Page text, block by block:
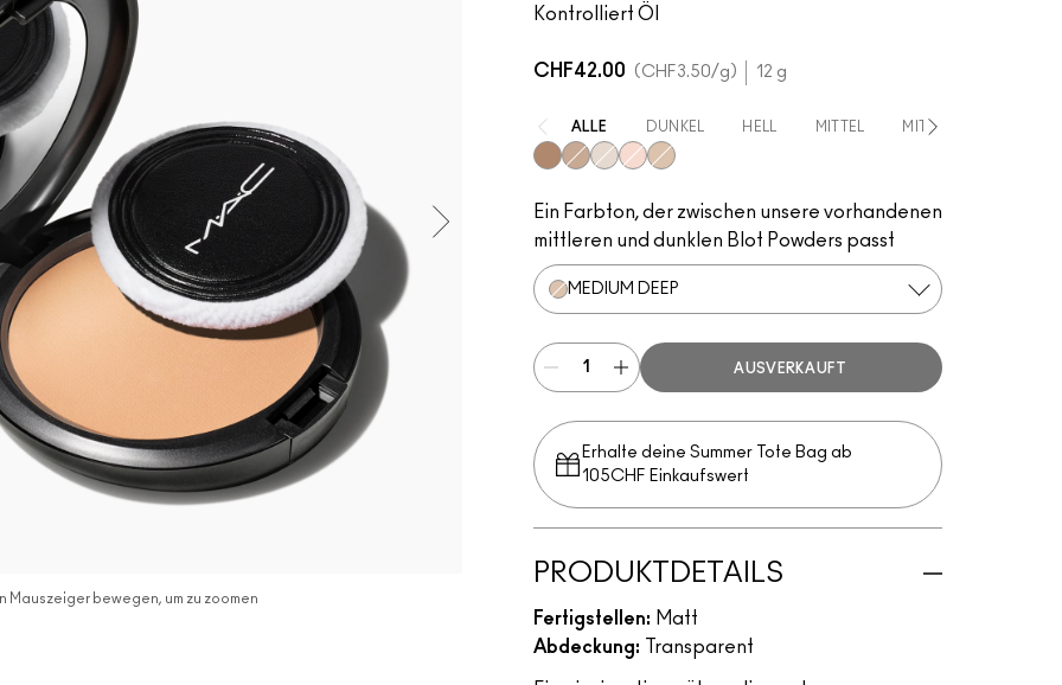
Kontrolliert Öl
Mauszeiger bewegen, um zu zoomen
CHF42.00 CHF3.50/g 12 g
ALLE DUNKEL HELL MITTEL MITTEL BIS DUNKEL
Ein Farbton, der zwischen unsere vorhandenen
mittleren und dunklen Blot Powders passt
MEDIUM DEEP
AUSVERKAUFT
Erhalte deine Summer Tote Bag ab
105CHF Einkaufswert​
PRODUKTDETAILS
Fertigstellen: Matt
Abdeckung:
Transparent